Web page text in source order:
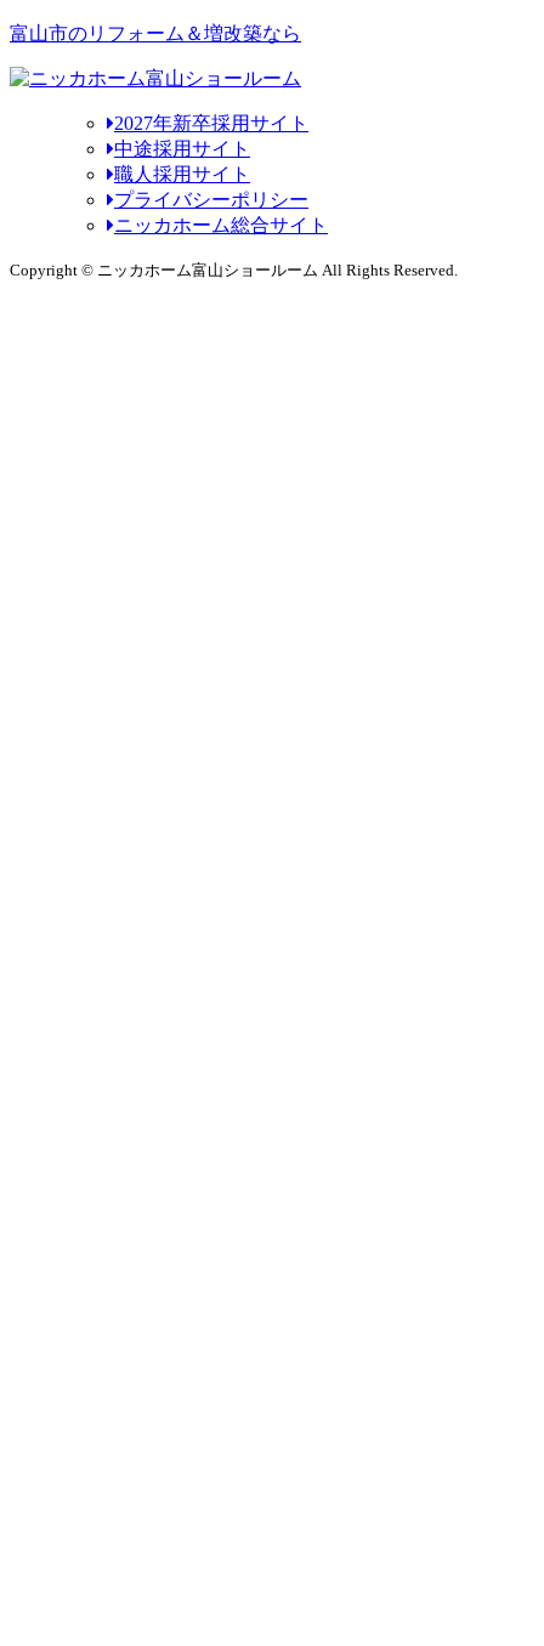
富山市のリフォーム＆増改築なら
2027年新卒採用サイト
中途採用サイト
職人採用サイト
プライバシーポリシー
ニッカホーム総合サイト
Copyright © ニッカホーム富山ショールーム All Rights Reserved.